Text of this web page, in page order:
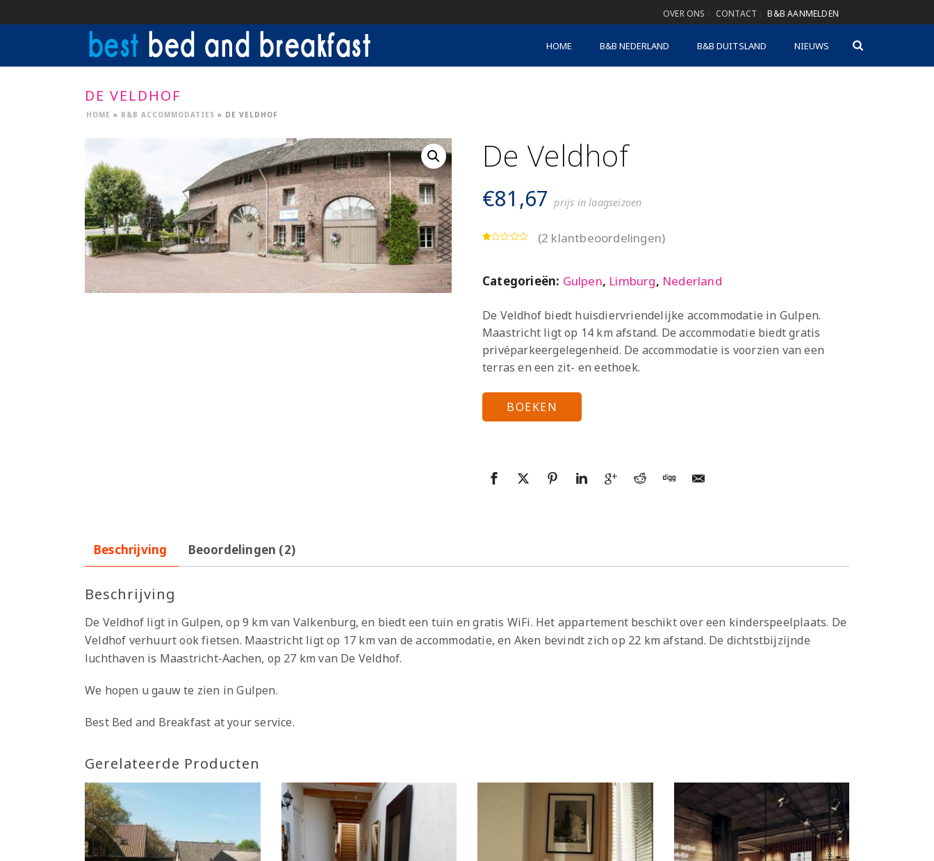
OVER ONS CONTACT B&B AANMELDEN
HOME B&B NEDERLAND B&B DUITSLAND NIEUWS
DE VELDHOF
HOME » B&B ACCOMMODATIES » DE VELDHOF
De Veldhof
€81,67 prijs in laagseizoen
(2 klantbeoordelingen)
Categorieën: Gulpen, Limburg, Nederland
De Veldhof biedt huisdiervriendelijke accommodatie in Gulpen.
Maastricht ligt op 14 km afstand. De accommodatie biedt gratis
privéparkeergelegenheid. De accommodatie is voorzien van een
terras en een zit- en eethoek.
BOEKEN
Beschrijving Beoordelingen (2)
Beschrijving
De Veldhof ligt in Gulpen, op 9 km van Valkenburg, en biedt een tuin en gratis WiFi. Het appartement beschikt over een kinderspeelplaats. De
Veldhof verhuurt ook fietsen. Maastricht ligt op 17 km van de accommodatie, en Aken bevindt zich op 22 km afstand. De dichtstbijzijnde
luchthaven is Maastricht-Aachen, op 27 km van De Veldhof.
We hopen u gauw te zien in Gulpen.
Best Bed and Breakfast at your service.
Gerelateerde Producten